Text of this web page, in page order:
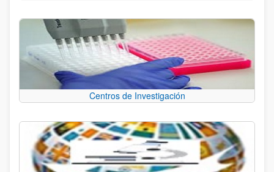
Centros de Investigación